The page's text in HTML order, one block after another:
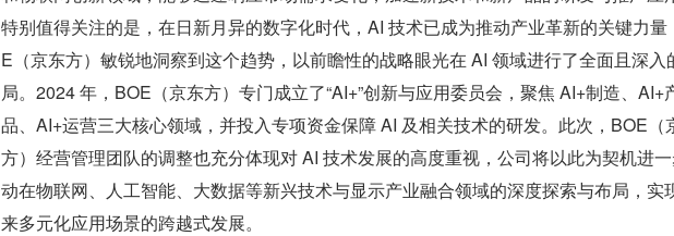
特别值得关注的是，在日新月异的数字化时代，AI 技术已成为推动产业革新的关键力量
E（京东方）敏锐地洞察到这个趋势，以前瞻性的战略眼光在 AI 领域进行了全面且深入
局。2024 年，BOE（京东方）专门成立了“AI+”创新与应用委员会，聚焦 AI+制造、AI+
品、AI+运营三大核心领域，并投入专项资金保障 AI 及相关技术的研发。此次，BOE（
方）经营管理团队的调整也充分体现对 AI 技术发展的高度重视，公司将以此为契机进
动在物联网、人工智能、大数据等新兴技术与显示产业融合领域的深度探索与布局，实
来多元化应用场景的跨越式发展。